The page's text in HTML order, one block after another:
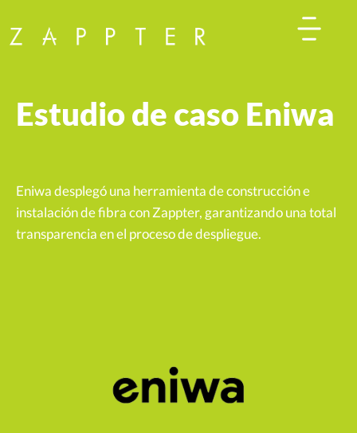
Estudio de caso Eniwa
Eniwa desplegó una herramienta de construcción e
instalación de fibra con Zappter, garantizando una total
transparencia en el proceso de despliegue.